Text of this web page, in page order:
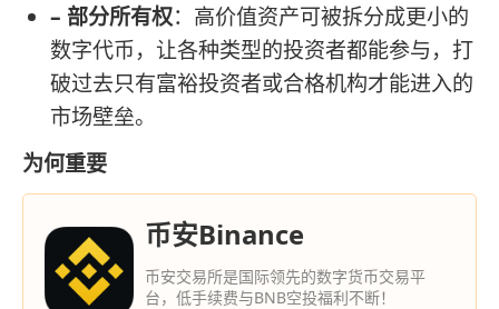
– 部分所有权：高价值资产可被拆分成更小的
数字代币，让各种类型的投资者都能参与，打
破过去只有富裕投资者或合格机构才能进入的
市场壁垒。
为何重要
币安Binance
币安交易所是国际领先的数字货币交易平
台，低手续费与BNB空投福利不断！